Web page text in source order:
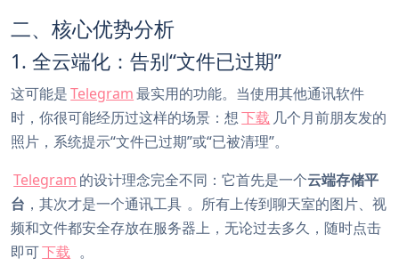
二、核心优势分析
1. 全云端化：告别“文件已过期”
这可能是Telegram最实用的功能。当使用其他通讯软件
时，你很可能经历过这样的场景：想下载 几个月前朋友发的
照片，系统提示“文件已过期”或“已被清理”。
Telegram 的设计理念完全不同：它首先是一个云端存储平
台 ，其次才是一个通讯工具 。所有上传到聊天室的图片、视
频和文件都安全存放在服务器上，无论过去多久，随时点击
即可下载 。